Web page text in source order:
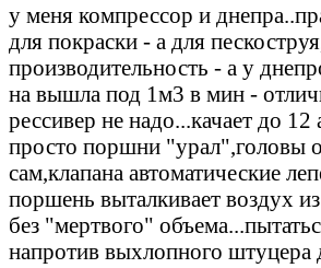
у меня компрессор и
для покраски - а для
производительность - а у
на вышла под 1м3 в мин -
рессивер не надо...качает до 12
просто поршни "урал",головы
сам,клапана автоматические
поршень выталкивает воздух
без "мертвого"
напротив выхлопного штуцера